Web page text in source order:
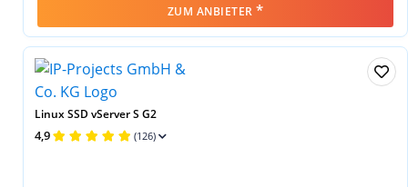
ZUM ANBIETER *
Linux SSD vServer S G2
4,9 (126)